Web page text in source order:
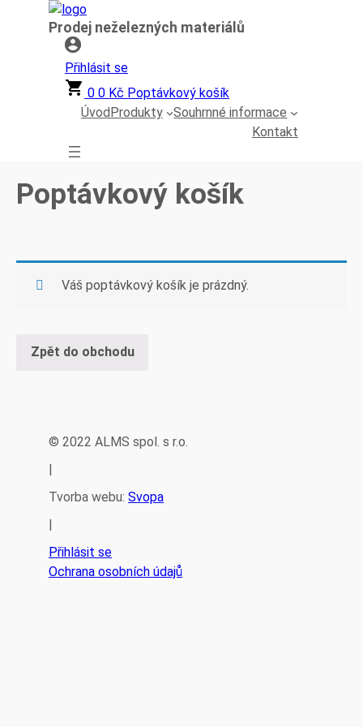
Přeskočit
Prodej neželezných materiálů
Přihlásit se
0 0 Kč Poptávkový košík
ÚvodProdukty
Souhrnné informace
Kontakt
Poptávkový košík
Váš poptávkový košík je prázdný.
Zpět do obchodu
© 2022 ALMS spol. s r.o.
|
Tvorba webu: Svopa
|
Přihlásit se
Ochrana osobních údajů